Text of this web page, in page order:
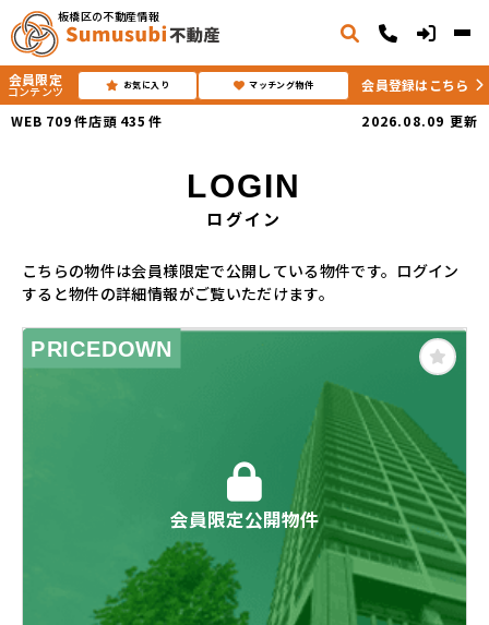
板橋区の不動産情報
会員限定
コンテンツ お気に入り マッチング物件
会員登録はこちら
WEB 709件店頭 435 件 2026.08.09 更新
LOGIN
ログイン
こちらの物件は会員様限定で公開している物件です。ログイン
すると物件の詳細情報がご覧いただけます。
会員限定公開物件
PRICEDOWN